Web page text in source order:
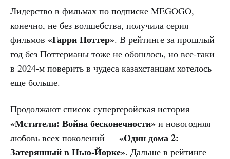
Лидерство в фильмах по подписке MEGOGO,
конечно, не без волшебства, получила серия
фильмов «Гарри Поттер». В рейтинге за прошлый
год без Поттерианы тоже не обошлось, но все-таки
в 2024-м поверить в чудеса казахстанцам хотелось
еще больше.
Продолжают список супергеройская история
«Мстители: Война бесконечности» и новогодняя
любовь всех поколений — «Один дома 2:
Затерянный в Нью-Йорке». Дальше в рейтинге —